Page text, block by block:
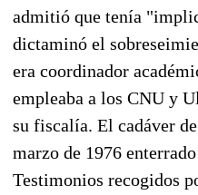
admitió que tenía
dictaminó el
era coordinador
empleaba a los CNU y
su fiscalía. El cadáver
marzo de 1976
Testimonios recogidos